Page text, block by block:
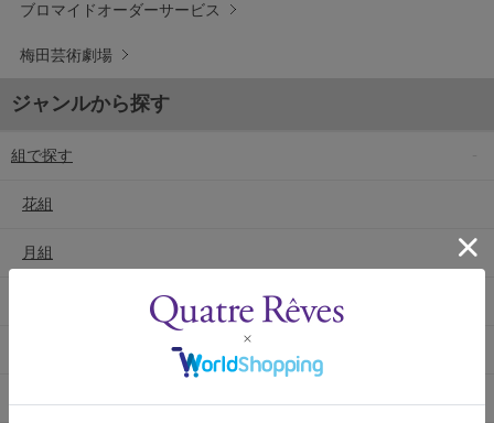
ブロマイドオーダーサービス
梅田芸術劇場
ジャンルから探す
組で探す
花組
月組